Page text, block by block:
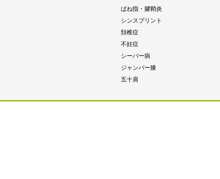
ばね指・腱鞘炎
シンスプリント
頚椎症
不妊症
シーバー病
ジャンパー膝
五十肩